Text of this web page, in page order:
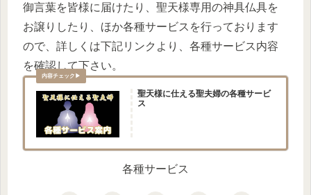
御言葉を皆様に届けたり、聖天様専用の神具仏具を
お譲りしたり、ほか各種サービスを行っております
ので、詳しくは下記リンクより、各種サービス内容
を確認して下さい。
聖天様に仕える聖夫婦の各種サービ
ス
各種サービス